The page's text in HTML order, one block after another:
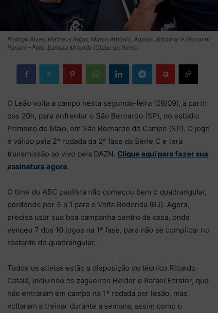
Rodrigo Alves, Matheus Anjos, Marco Antônio, Adsson, Ribamar e Giovanni
Pavani – Foto: Samara Miranda (Clube do Remo)
O Leão volta a campo nesta segunda-feira (09/09), a partir
das 20h, para enfrentar o São Bernardo (SP), no estádio
Primeiro de Maio, em São Bernardo do Campo (SP). O jogo
é válido pela 2ª rodada da 2ª fase da Série C e terá
transmissão ao vivo pela DAZN. Clique aqui para fazer sua
assinatura agora.
O time do ABC paulista não começou bem o quadrangular,
perdendo por 3 a 1 para o Volta Redonda (RJ). Agora,
precisa usar sua boa campanha dentro de casa, onde
venceu 7 dos 10 jogos na 1ª fase, para não se complicar no
restante do quadrangular.
Todos os atletas estão a disposição do técnico Ricardo
Catalá, incluindo os zagueiros Helder e Rafael Forster, que
não entraram em campo na 1ª rodada por lesão, mas
voltaram a treinar durante a semana, assim como o